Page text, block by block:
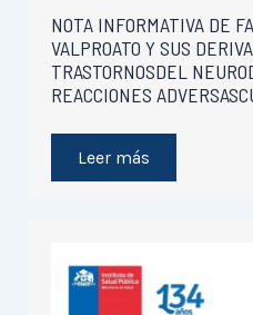
NOTA INFORMATIVA DE
VALPROATO Y SUS
TRASTORNOSDEL
REACCIONES
Leer más